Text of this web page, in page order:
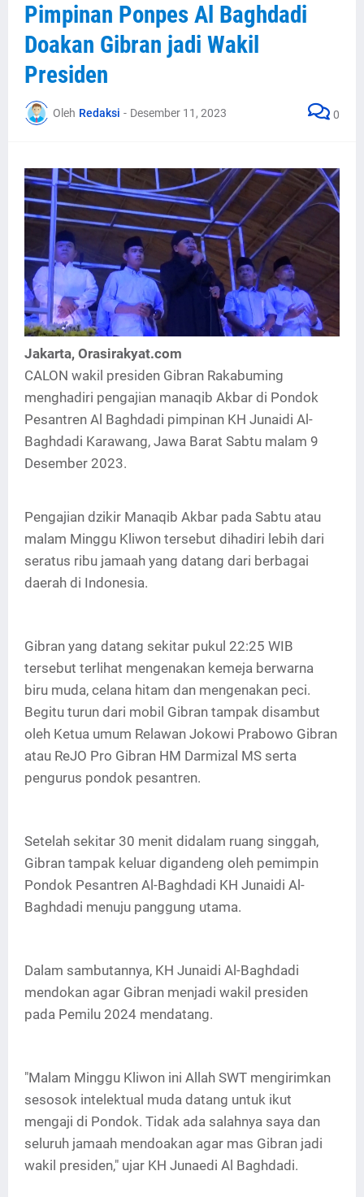
Pimpinan Ponpes Al Baghdadi
Doakan Gibran jadi Wakil
Presiden
Oleh Redaksi - Desember 11, 2023 0
Jakarta, Orasirakyat.com
CALON wakil presiden Gibran Rakabuming
menghadiri pengajian manaqib Akbar di Pondok
Pesantren Al Baghdadi pimpinan KH Junaidi Al-
Baghdadi Karawang, Jawa Barat Sabtu malam 9
Desember 2023.
Pengajian dzikir Manaqib Akbar pada Sabtu atau
malam Minggu Kliwon tersebut dihadiri lebih dari
seratus ribu jamaah yang datang dari berbagai
daerah di Indonesia.
Gibran yang datang sekitar pukul 22:25 WIB
tersebut terlihat mengenakan kemeja berwarna
biru muda, celana hitam dan mengenakan peci.
Begitu turun dari mobil Gibran tampak disambut
oleh Ketua umum Relawan Jokowi Prabowo Gibran
atau ReJO Pro Gibran HM Darmizal MS serta
pengurus pondok pesantren.
Setelah sekitar 30 menit didalam ruang singgah,
Gibran tampak keluar digandeng oleh pemimpin
Pondok Pesantren Al-Baghdadi KH Junaidi Al-
Baghdadi menuju panggung utama.
Dalam sambutannya, KH Junaidi Al-Baghdadi
mendokan agar Gibran menjadi wakil presiden
pada Pemilu 2024 mendatang.
"Malam Minggu Kliwon ini Allah SWT mengirimkan
sesosok intelektual muda datang untuk ikut
mengaji di Pondok. Tidak ada salahnya saya dan
seluruh jamaah mendoakan agar mas Gibran jadi
wakil presiden," ujar KH Junaedi Al Baghdadi.